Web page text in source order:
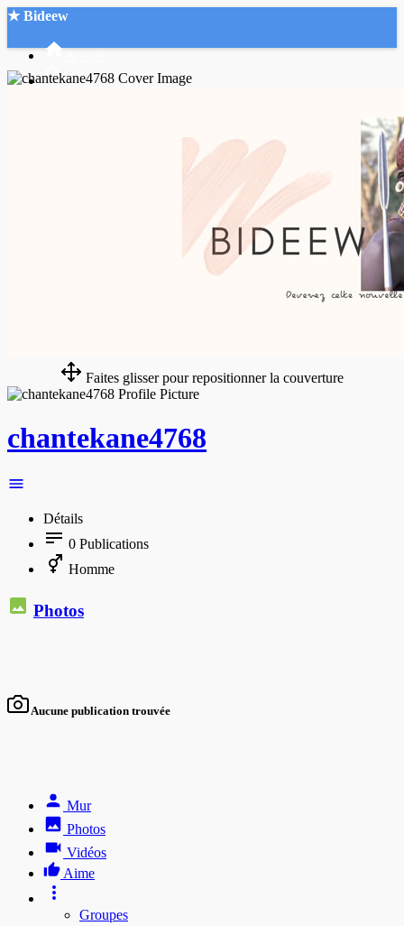
★ Bideew
Faites glisser pour repositionner la couverture
chantekane4768
Détails
0 Publications
Homme
Photos
Aucune publication trouvée
Mur
Photos
Vidéos
Aime
Groupes